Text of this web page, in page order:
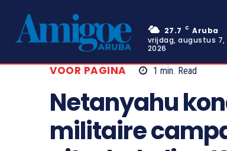
27.7 C Aruba
vrijdag, augustus 7,
2026
VOOR PAGINA 1 min. Read
Netanyahu
militaire